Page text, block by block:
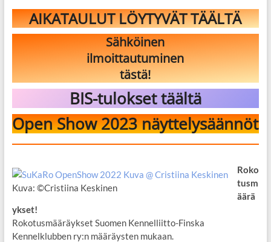
AIKATAULUT LÖYTYVÄT TÄÄLTÄ
Sähköinen
ilmoittautuminen
tästä!
BIS-tulokset täältä
Open Show 2023 näyttelysäännöt
Kuva: ©Cristiina Keskinen
Roko
tusm
äärä
ykset!
Rokotusmääräykset Suomen Kennelliitto-Finska
Kennelklubben ry:n määräysten mukaan.